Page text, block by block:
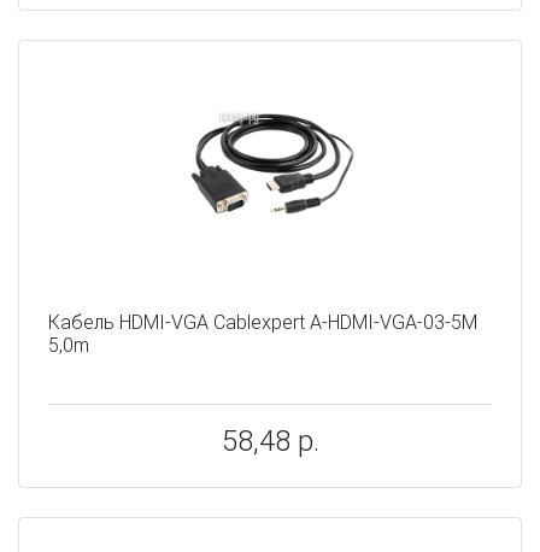
Кабель HDMI-VGA Cablexpert A-HDMI-VGA-03-5M
5,0m
58,48 р.